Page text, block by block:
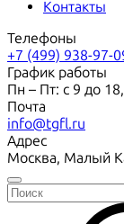
Контакты
Телефоны
+7 (499) 938-97-
График работы
Пн – Пт: с 9 до
Почта
info@tgfl.ru
Адрес
Москва, Малый